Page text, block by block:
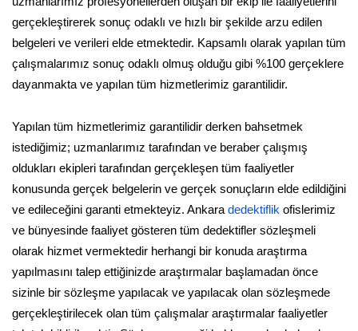
gerçekleştirerek sonuç odaklı ve hızlı bir şekilde arzu edilen
belgeleri ve verileri elde etmektedir. Kapsamlı olarak yapılan tüm
çalışmalarımız sonuç odaklı olmuş olduğu gibi %100 gerçeklere
dayanmakta ve yapılan tüm hizmetlerimiz garantilidir.
Yapılan tüm hizmetlerimiz garantilidir derken bahsetmek
istediğimiz; uzmanlarımız tarafından ve beraber çalışmış
oldukları ekipleri tarafından gerçekleşen tüm faaliyetler
konusunda gerçek belgelerin ve gerçek sonuçların elde edildiğini
ve edileceğini garanti etmekteyiz. Ankara dedektiflik ofislerimiz
ve bünyesinde faaliyet gösteren tüm dedektifler sözleşmeli
olarak hizmet vermektedir herhangi bir konuda araştırma
yapılmasını talep ettiğinizde araştırmalar başlamadan önce
sizinle bir sözleşme yapılacak ve yapılacak olan sözleşmede
gerçekleştirilecek olan tüm çalışmalar araştırmalar faaliyetler